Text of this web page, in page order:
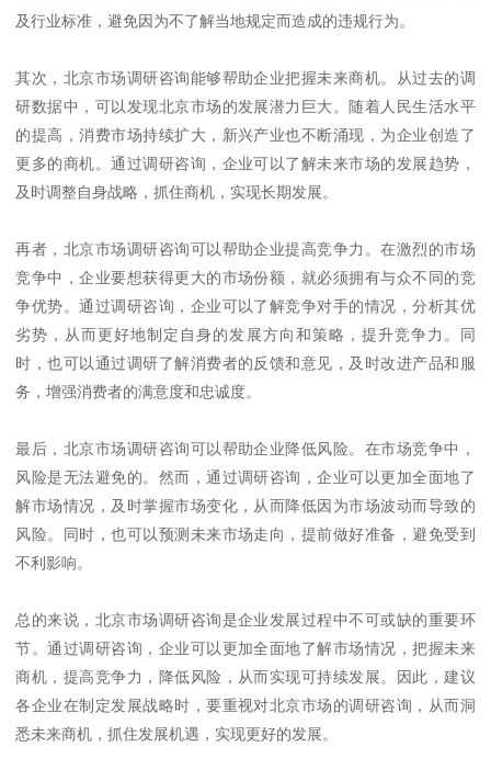
及行业标准，避免因为不了解当地规定而造成的违规行为。
其次，北京市场调研咨询能够帮助企业把握未来商机。从过去的调
研数据中，可以发现北京市场的发展潜力巨大。随着人民生活水平
的提高，消费市场持续扩大，新兴产业也不断涌现，为企业创造了
更多的商机。通过调研咨询，企业可以了解未来市场的发展趋势，
及时调整自身战略，抓住商机，实现长期发展。
再者，北京市场调研咨询可以帮助企业提高竞争力。在激烈的市场
竞争中，企业要想获得更大的市场份额，就必须拥有与众不同的竞
争优势。通过调研咨询，企业可以了解竞争对手的情况，分析其优
劣势，从而更好地制定自身的发展方向和策略，提升竞争力。同
时，也可以通过调研了解消费者的反馈和意见，及时改进产品和服
务，增强消费者的满意度和忠诚度。
最后，北京市场调研咨询可以帮助企业降低风险。在市场竞争中，
风险是无法避免的。然而，通过调研咨询，企业可以更加全面地了
解市场情况，及时掌握市场变化，从而降低因为市场波动而导致的
风险。同时，也可以预测未来市场走向，提前做好准备，避免受到
不利影响。
总的来说，北京市场调研咨询是企业发展过程中不可或缺的重要环
节。通过调研咨询，企业可以更加全面地了解市场情况，把握未来
商机，提高竞争力，降低风险，从而实现可持续发展。因此，建议
各企业在制定发展战略时，要重视对北京市场的调研咨询，从而洞
悉未来商机，抓住发展机遇，实现更好的发展。